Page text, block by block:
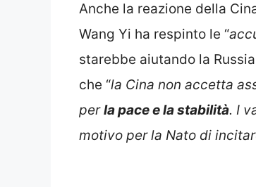
Anche la reazione della
Wang Yi ha respinto le “
starebbe aiutando la
che “la Cina non accetta
perla pace e la stabilità. I
motivo per la Nato di